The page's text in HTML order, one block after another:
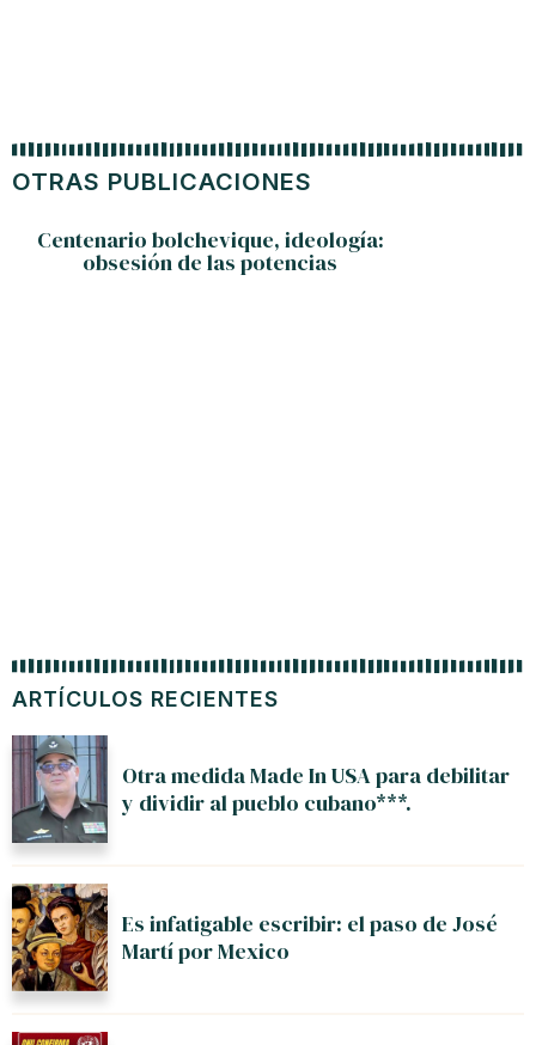
ARTÍCULOS RECIENTES
Otra medida Made In USA para debilitar
y dividir al pueblo cubano***.
Es infatigable escribir: el paso de José
Martí por Mexico
OTRAS PUBLICACIONES
Centenario bolchevique, ideología:
obsesión de las potencias